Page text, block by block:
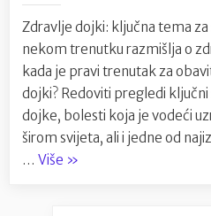
Zdravlje dojki: ključna tema za
nekom trenutku razmišlja o
kada je pravi trenutak za
dojki? Redoviti pregledi
dojke, bolesti koja je vodeći
širom svijeta, ali i jedne od
… Više “Kada
»